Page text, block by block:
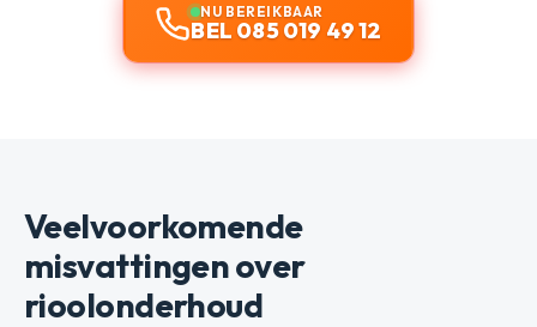
NU BEREIKBAAR
BEL 085 019 49 12
Veelvoorkomende
misvattingen over
rioolonderhoud